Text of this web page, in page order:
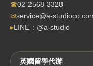
☎02-2568-3328
✉service@a-
▸LINE：@a-studio
英國留學代辦